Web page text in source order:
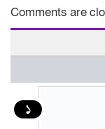
Comments are
১